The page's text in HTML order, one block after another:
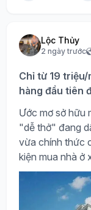
Lộc Thủy
2 ngày trước
Chỉ từ 19 triệu/
hàng đầu tiên
Ước mơ sở hữu
"dễ thở" đang
vừa chính thức
kiện mua nhà ở